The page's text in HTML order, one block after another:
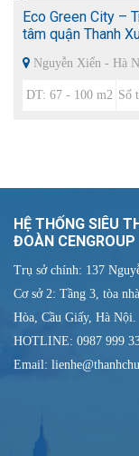
Eco Green City –
tâm quận Thanh
Nguyễn Xiển - Hà
DT: 67 - 100 m2 Số
HỆ THỐNG SIÊU
ĐOÀN CENGROUP
Trụ sở chính: 137
Cơ sở 2: Tầng 3, tòa
Hòa, Cầu Giấy, Hà Nội.
HOTLINE: 0987 999
Email: